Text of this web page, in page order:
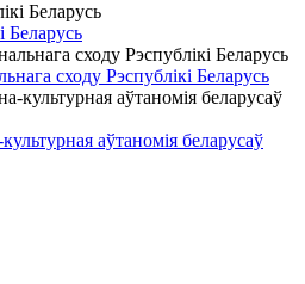
Беларусь
сходу Рэспублікі Беларусь
аўтаномія беларусаў